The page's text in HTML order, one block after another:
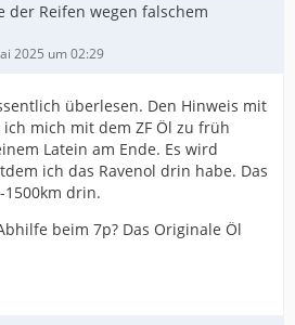
der Reifen wegen falschem
2025 um 02:29
überlesen. Den Hinweis mit
mich mit dem ZF Öl zu früh
Latein am Ende. Es wird
ich das Ravenol drin habe. Das
1500km drin.
beim 7p? Das Originale Öl